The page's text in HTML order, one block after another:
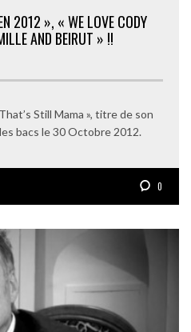
2012 », « WE LOVE CODY
AND BEIRUT » !!
Still Mama », titre de son
bacs le 30 Octobre 2012.
0